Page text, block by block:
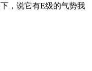
，说它有E级的气势我